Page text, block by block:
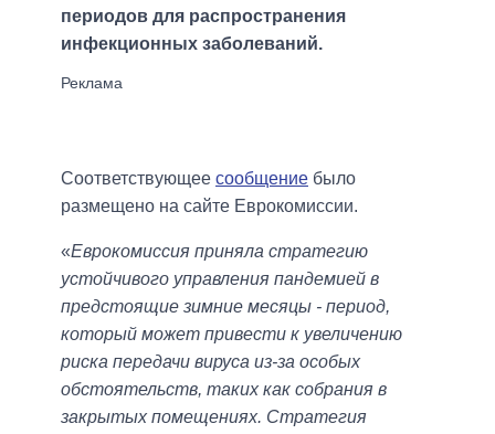
периодов для распространения
инфекционных заболеваний.
Соответствующее сообщение было
размещено на сайте Еврокомиссии.
«Еврокомиссия приняла стратегию
устойчивого управления пандемией в
предстоящие зимние месяцы - период,
который может привести к увеличению
риска передачи вируса из-за особых
обстоятельств, таких как собрания в
закрытых помещениях. Стратегия